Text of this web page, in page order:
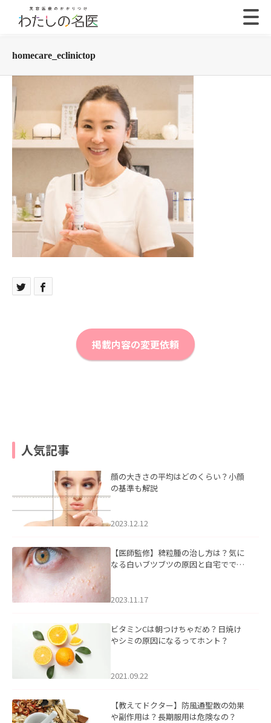
homecare_eclinictop
掲載内容の変更依頼
人気記事
顔の大きさの平均はどのくらい？小顔
の基準も解説
2023.12.12
【医師監修】稗粒腫の治し方は？気に
なる白いブツブツの原因と自宅ででき
2023.11.17
ビタミンCは朝つけちゃだめ？日焼け
やシミの原因になるってホント？
2021.09.22
【教えてドクター】防風通聖散の効果
や副作用は？長期服用は危険なの？